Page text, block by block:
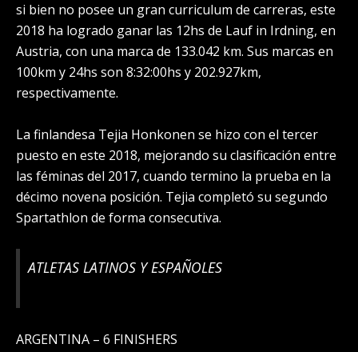
si bien no posee un gran curriculum de carreras, este
2018 ha logrado ganar las 12hs de Lauf in Irdning, en
Austria, con una marca de 133.042 km. Sus marcas en
100km y 24hs son 8:32:00hs y 202.927km,
respectivamente.
La finlandesa Tejia Honkonen se hizo con el tercer
puesto en este 2018, mejorando su clasificación entre
las féminas del 2017, cuando termino la prueba en la
décimo novena posición. Tejia completó su segundo
Spartathlon de forma consecutiva.
ATLETAS LATINOS Y ESPAÑOLES
ARGENTINA – 6 FINISHERS